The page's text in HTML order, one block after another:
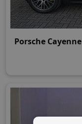
Porsche Cayenne